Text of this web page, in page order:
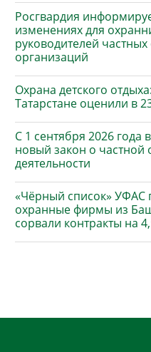
Росгвардия
изменениях для
руководителей
организаций
Охрана детского
Татарстане оценили в
С 1 сентября 2026 года
новый закон о частной
деятельности
«Чёрный список» УФАС
охранные фирмы из
сорвали контракты на